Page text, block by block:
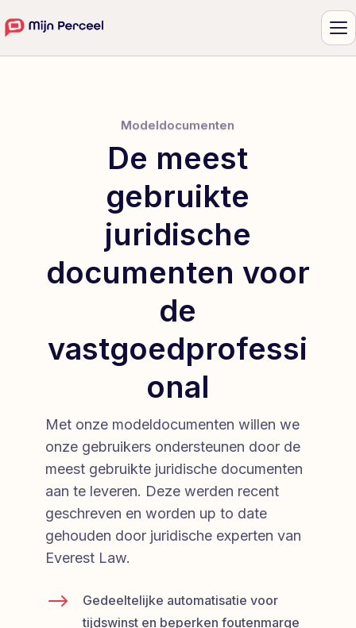
Modeldocumenten
De meest
gebruikte
juridische
documenten voor
de
vastgoedprofessi
onal
Met onze modeldocumenten willen we
onze gebruikers ondersteunen door de
meest gebruikte juridische documenten
aan te leveren. Deze werden recent
geschreven en worden up to date
gehouden door juridische experten van
Everest Law.
$
Gedeeltelijke automatisatie voor
tijdswinst en beperken foutenmarge